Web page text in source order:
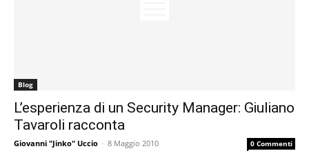
Blog
L’esperienza di un Security Manager: Giuliano
Tavaroli racconta
Giovanni "Jinko" Uccio - 8 Maggio 2010 0 Commenti